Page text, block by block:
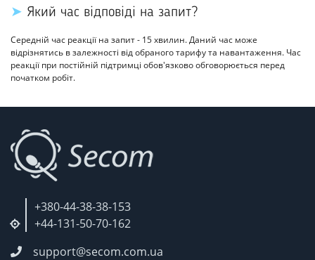
➤ Який час відповіді на запит?
Середній час реакції на запит - 15 хвилин. Даний час може
відрізнятись в залежності від обраного тарифу та навантаження. Час
реакції при постійній підтримці обов'язково обговорюється перед
початком робіт.
+380-44-38-38-153
+44-131-50-70-162
support@secom.com.ua